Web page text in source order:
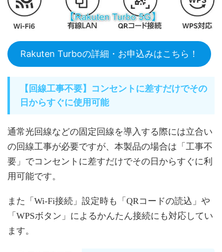
Rakuten Turboの詳細・お申込みはこちら！
【回線工事不要】コンセントに差すだけでその
日からすぐに使用可能
通常光回線などの固定回線を導入する際には立合い
の回線工事が必要ですが、本製品の場合は「工事不
要」でコンセントに差すだけでその日からすぐに利
用可能です。
また「Wi-Fi接続」設定時も「QRコードの読込」や
「WPSボタン」によるかんたん接続にも対応してい
ます。